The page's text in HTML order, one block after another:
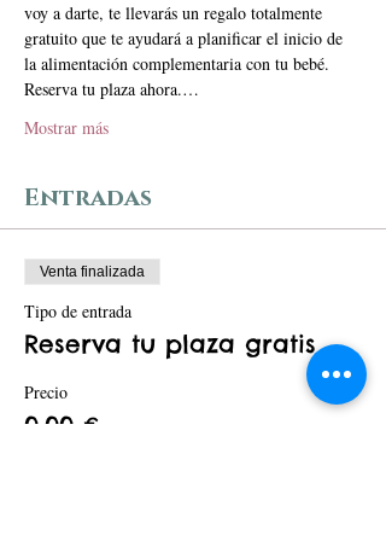
voy a darte, te llevarás un regalo totalmente
gratuito que te ayudará a planificar el inicio de
la alimentación complementaria con tu bebé.
Reserva tu plaza ahora.…
Mostrar más
Entradas
Venta finalizada
Tipo de entrada
Reserva tu plaza gratis
Precio
0,00 €